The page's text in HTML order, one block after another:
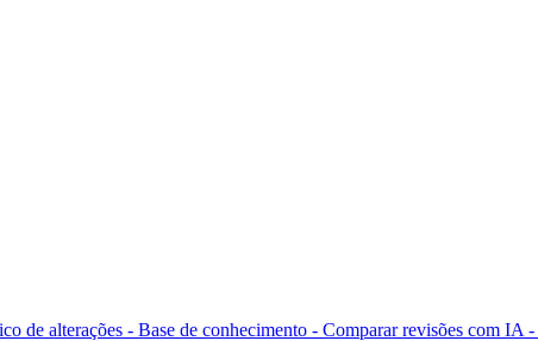
de alterações - Base de conhecimento - Comparar revisões com IA -